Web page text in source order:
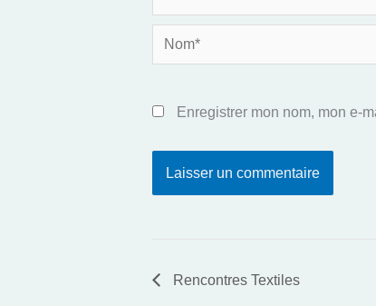
Nom*
Enregistrer mon nom, mon e-
Rencontres Textiles